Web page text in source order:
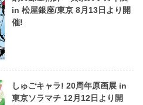
in 松屋銀座/東京 8月13日より開
催!
しゅごキャラ! 20周年原画展 in
東京ソラマチ 12月12日より開